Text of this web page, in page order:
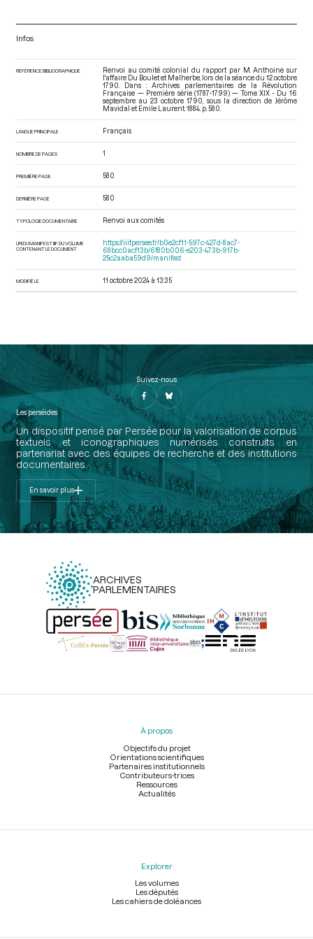
Infos
RÉFÉRENCE BIBLIOGRAPHIQUE
Renvoi au comité colonial du rapport par M. Anthoine sur
l'affaire Du Boulet et Malherbe, lors de la séance du 12 octobre
1790. Dans : Archives parlementaires de la Révolution
Française — Première série (1787-1799) — Tome XIX - Du 16
septembre au 23 octobre 1790
, sous la direction de Jérôme
Mavidal et Emile Laurent. 1884. p. 580.
LANGUE PRINCIPALE Français
NOMBRE DE PAGES 1
PREMIÈRE PAGE 580
DERNIÈRE PAGE 580
TYPOLOGIE DOCUMENTAIRE Renvoi aux comités
URI DU MANIFEST IIIF DU VOLUME
CONTENANT LE DOCUMENT
https://iiif.persee.fr/b0e2cf11-597c-427d-8ac7-
68bcc0acf13b/6f80b006-e203-473b-917b-
25c2aaba59d9/manifest
MODIFIÉ LE 11 octobre 2024 à 13:35
Suivez-nous
Les perséides
Un dispositif pensé par Persée pour la valorisation de corpus
textuels et iconographiques numérisés construits en
partenariat avec des équipes de recherche et des institutions
documentaires.
En savoir plus
ARCHIVES
PARLEMENTAIRES
Menu
À propos
Objectifs du projet
Orientations scientifiques
Partenaires institutionnels
Contributeurs-trices
Ressources
Actualités
Explorer
Les volumes
Les députés
Les cahiers de doléances